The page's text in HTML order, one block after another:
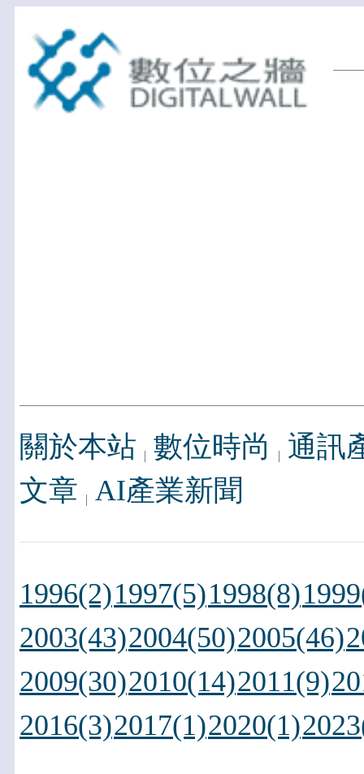
關於本站 數位時尚
通訊
文章 AI產業新聞
1996(2)1997(5)1998(8)
2003(43)2004(50)2005(46)
2009(30)2010(14)2011(9)
2016(3)2017(1)2020(1)